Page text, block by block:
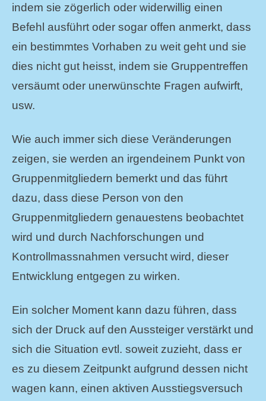
indem sie zögerlich oder widerwillig einen
Befehl ausführt oder sogar offen anmerkt, dass
ein bestimmtes Vorhaben zu weit geht und sie
dies nicht gut heisst, indem sie Gruppentreffen
versäumt oder unerwünschte Fragen aufwirft,
usw.
Wie auch immer sich diese Veränderungen
zeigen, sie werden an irgendeinem Punkt von
Gruppenmitgliedern bemerkt und das führt
dazu, dass diese Person von den
Gruppenmitgliedern genauestens beobachtet
wird und durch Nachforschungen und
Kontrollmassnahmen versucht wird, dieser
Entwicklung entgegen zu wirken.
Ein solcher Moment kann dazu führen, dass
sich der Druck auf den Aussteiger verstärkt und
sich die Situation evtl. soweit zuzieht, dass er
es zu diesem Zeitpunkt aufgrund dessen nicht
wagen kann, einen aktiven Ausstiegsversuch